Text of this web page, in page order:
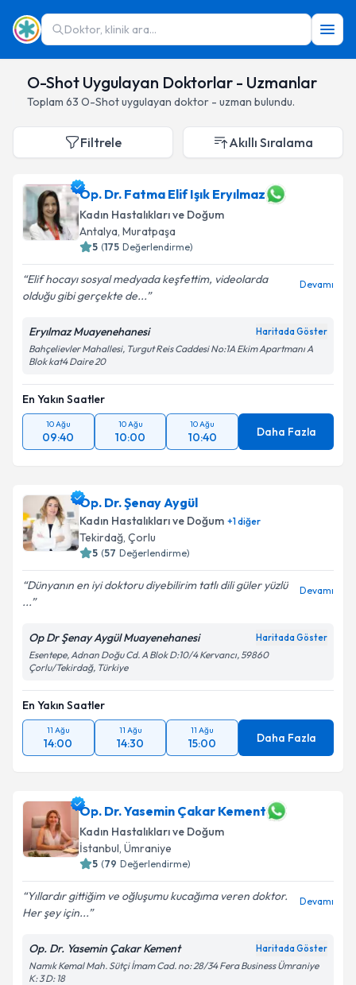
Doktor, klinik ara...
O-Shot Uygulayan Doktorlar - Uzmanlar
Toplam 63 O-Shotuygulayan doktor - uzman bulundu.
Filtrele Akıllı Sıralama
Op. Dr. Fatma Elif Işık Eryılmaz
Kadın Hastalıkları ve Doğum
Antalya, Muratpaşa
5 (175 Değerlendirme)
Elif hocayı sosyal medyada keşfettim, videolarda
olduğu gibi gerçekte de...
Devamı
Eryılmaz Muayenehanesi Haritada Göster
Bahçelievler Mahallesi, Turgut Reis Caddesi No:1A Ekim Apartmanı A
Blok kat4 Daire 20
En Yakın Saatler
10 Ağu
09:40
10 Ağu
10:00
10 Ağu
10:40 Daha Fazla
Op. Dr. Şenay Aygül
Kadın Hastalıkları ve Doğum +1diğer
Tekirdağ, Çorlu
5 (57 Değerlendirme)
Dünyanın en iyi doktoru diyebilirim tatlı dili güler yüzlü
...
Devamı
Op Dr Şenay Aygül Muayenehanesi Haritada Göster
Esentepe, Adnan Doğu Cd. A Blok D:10/4 Kervancı, 59860
Çorlu/Tekirdağ, Türkiye
En Yakın Saatler
11 Ağu
14:00
11 Ağu
14:30
11 Ağu
15:00 Daha Fazla
Op. Dr. Yasemin Çakar Kement
Kadın Hastalıkları ve Doğum
İstanbul, Ümraniye
5 (79 Değerlendirme)
Yıllardır gittiğim ve oğluşumu kucağıma veren doktor.
Her şey için...
Devamı
Op. Dr. Yasemin Çakar Kement Haritada Göster
Namık Kemal Mah. Sütçi İmam Cad. no: 28/34 Fera Business Ümraniye
K: 3 D: 18